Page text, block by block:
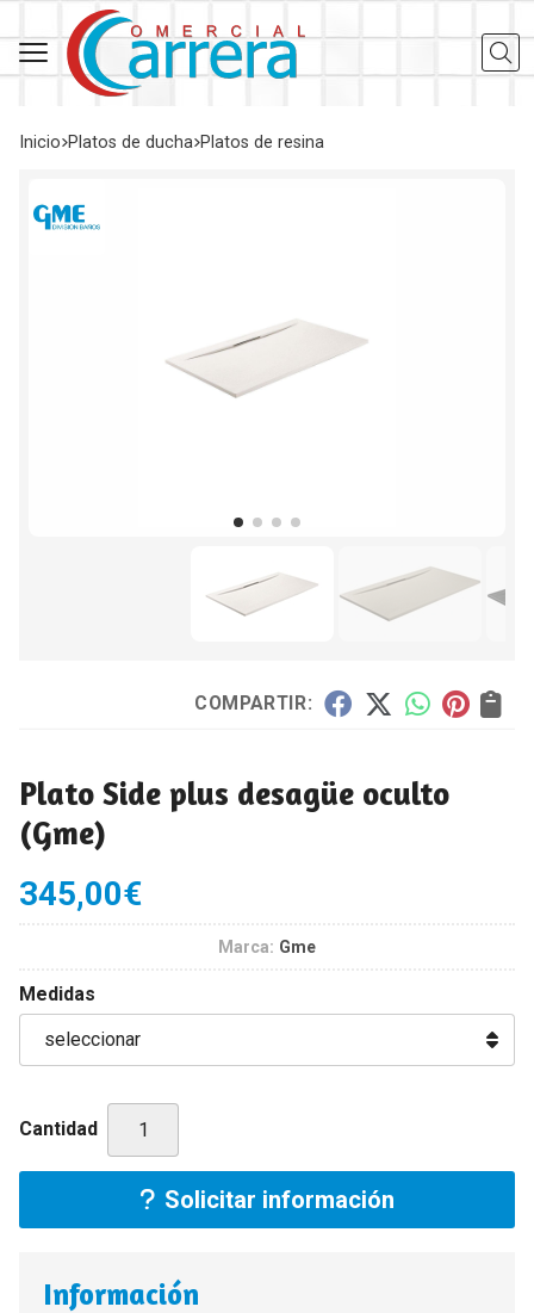
Inicio platos de ducha platos de resina
COMPARTIR:
Plato Side plus desagüe oculto
(Gme)
345,00€
Marca: Gme
Medidas
Cantidad
Solicitar información
Información